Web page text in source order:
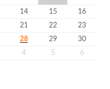
14 15
16
21 22
23
28 29
30
4 5 6